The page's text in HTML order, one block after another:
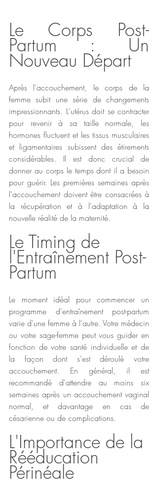
Le Corps Post-
Partum : Un
Nouveau Départ
Après l'accouchement, le corps de la
femme subit une série de changements
impressionnants. L'utérus doit se contracter
pour revenir à sa taille normale, les
hormones fluctuent et les tissus musculaires
et ligamentaires subissent des étirements
considérables. Il est donc crucial de
donner au corps le temps dont il a besoin
pour guérir. Les premières semaines après
l'accouchement doivent être consacrées à
la récupération et à l'adaptation à la
nouvelle réalité de la maternité.
Le Timing de
l'Entraînement Post-
Partum
Le moment idéal pour commencer un
programme d'entraînement post-partum
varie d'une femme à l'autre. Votre médecin
ou votre sage-femme peut vous guider en
fonction de votre santé individuelle et de
la façon dont s'est déroulé votre
accouchement. En général, il est
recommandé d'attendre au moins six
semaines après un accouchement vaginal
normal, et davantage en cas de
césarienne ou de complications.
L'Importance de la
Rééducation
Périnéale